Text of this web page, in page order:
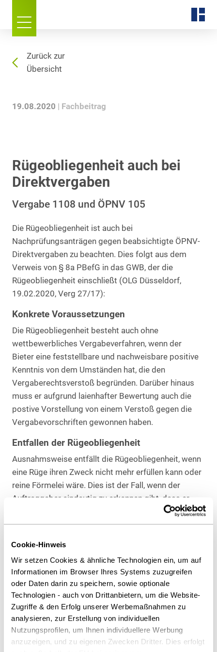
Cookie-Hinweis
Wir setzen Cookies & ähnliche Technologien ein, um auf
Informationen im Browser Ihres Systems zuzugreifen
oder Daten darin zu speichern, sowie optionale
Technologien - auch von Drittanbietern, um die Website-
Zugriffe & den Erfolg unserer Werbemaßnahmen zu
analysieren, zur Erstellung von individuellen
Nutzungsprofilen, um Ihnen individuellere Werbung
anzuzeigen, und zu eigenen Zwecken Dritter. Dies erfolgt
Zurück zur
Übersicht
19.08.2020 Fachbeitrag
Rügeobliegenheit auch bei
Direktvergaben
Vergabe 1108 und ÖPNV 105
Die Rügeobliegenheit ist auch bei
Nachprüfungsanträgen gegen beabsichtigte ÖPNV-
Direktvergaben zu beachten. Dies folgt aus dem
Verweis von § 8a PBefG in das GWB, der die
Rügeobliegenheit einschließt (OLG Düsseldorf,
19.02.2020, Verg 27/17):
Konkrete Voraussetzungen
Die Rügeobliegenheit besteht auch ohne
wettbewerbliches Vergabeverfahren, wenn der
Bieter eine feststellbare und nachweisbare positive
Kenntnis von dem Umständen hat, die den
Vergaberechtsverstoß begründen. Darüber hinaus
muss er aufgrund laienhafter Bewertung auch die
postive Vorstellung von einem Verstoß gegen die
Vergabevorschriften gewonnen haben.
Entfallen der Rügeobliegenheit
Ausnahmsweise entfällt die Rügeobliegenheit, wenn
eine Rüge ihren Zweck nicht mehr erfüllen kann oder
reine Förmelei wäre. Dies ist der Fall, wenn der
Auftraggeber eindeutig zu erkennen gibt, dass er
unumstößlich an seiner Entscheidung festhält.
Als PDF herunterladen
Diesen Artikel teilen